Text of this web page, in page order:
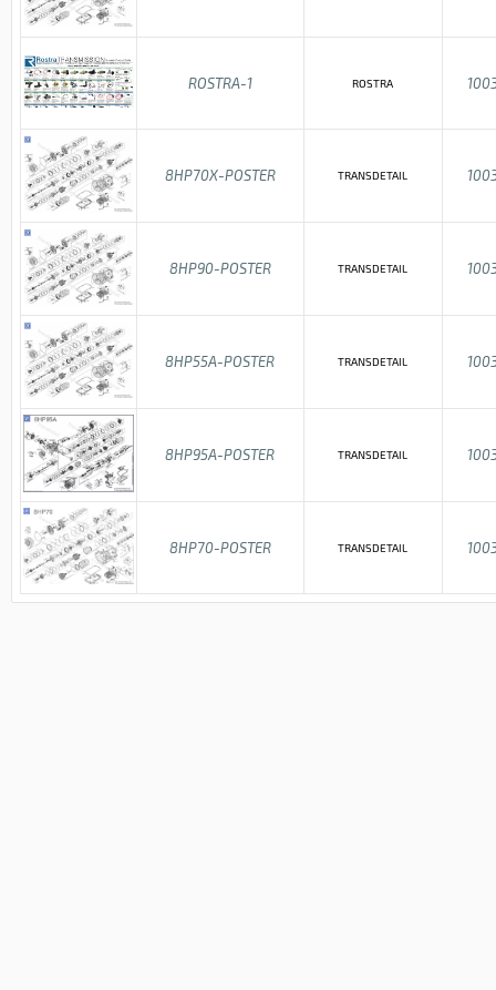
ROSTRA-1 ROSTRA
8HP70X-POSTER TRANSDETAIL
8HP90-POSTER TRANSDETAIL
8HP55A-POSTER TRANSDETAIL
8HP95A-POSTER TRANSDETAIL
8HP70-POSTER TRANSDETAIL